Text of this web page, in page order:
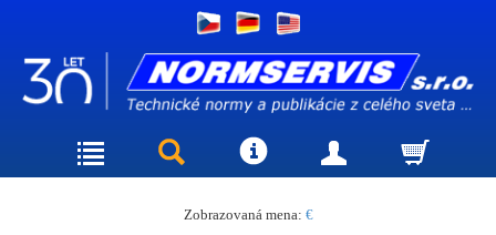
Zobrazovaná mena: €